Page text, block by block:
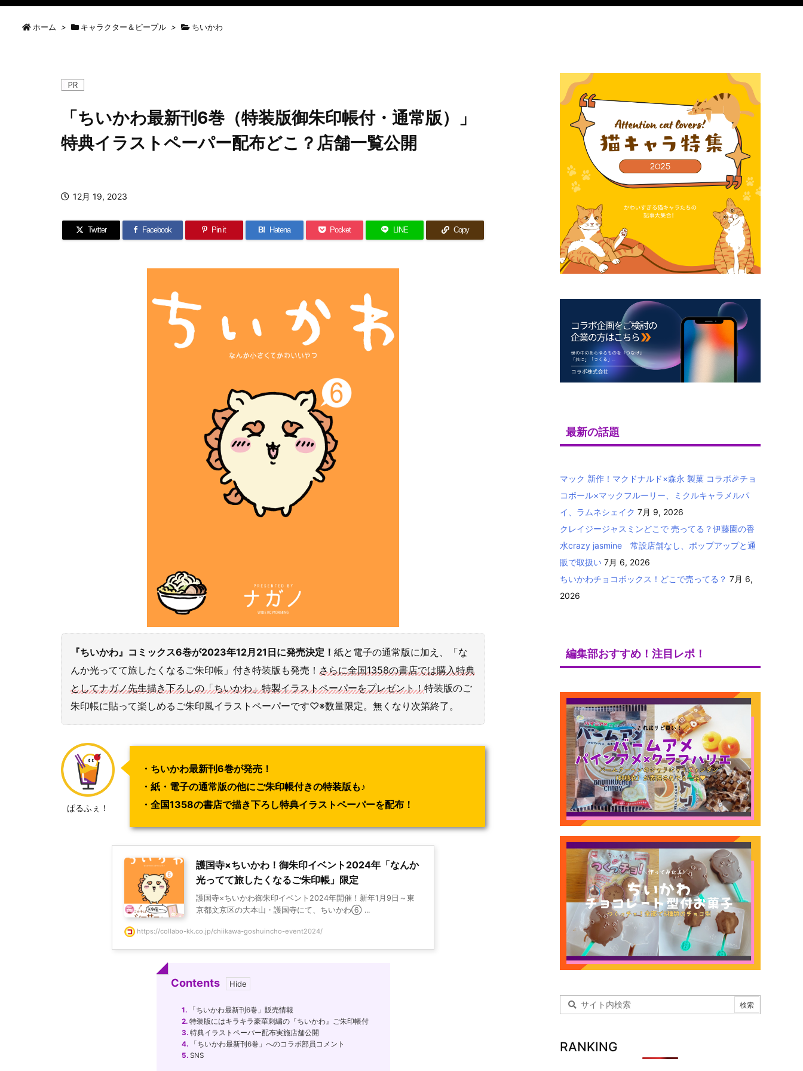
ホーム > キャラクター＆ピープル > ちいかわ
「ちいかわ最新刊6巻（特装版御朱印帳付・通常版）」
特典イラストペーパー配布どこ？店舗一覧公開
12月 19, 2023
Twitter Facebook Pin it B! Hatena Pocket LINE Copy
『ちいかわ』コミックス6巻が2023年12月21日に発売決定！ 紙と電子の通常版に加え、「な
んか光ってて旅したくなるご朱印帳」付き特装版も発売！ さらに全国1358の書店では購入特典
としてナガノ先生描き下ろしの「ちいかわ」特製イラストペーパーをプレゼント！特装版のご
朱印帳に貼って楽しめるご朱印風イラストペーパーです♡※数量限定。無くなり次第終了。
ぱるふぇ！
・ちいかわ最新刊6巻が発売！
・紙・電子の通常版の他にご朱印帳付きの特装版も♪
・全国1358の書店で描き下ろし特典イラストペーパーを配布！
護国寺×ちいかわ！御朱印イベント2024年「なんか
光ってて旅したくなるご朱印帳」限定
護国寺×ちいかわ御朱印イベント2024年開催！新年1月9日～東
京都文京区の大本山・護国寺にて、ちいかわ⑥ ...
https://collabo-kk.co.jp/chiikawa-goshuincho-event2024/
Contents
1.「ちいかわ最新刊6巻」販売情報
2.特装版にはキラキラ豪華刺繍の『ちいかわ』ご朱印帳付
3.特典イラストペーパー配布実施店舗公開
4.「ちいかわ最新刊6巻」へのコラボ部員コメント
5.SNS
最新の話題
マック 新作！マクドナルド×森永 製菓 コラボ🎉チョ
コボール×マックフルーリー、ミクルキャラメルパ
イ、ラムネシェイク 7月 9, 2026
クレイジージャスミンどこで 売ってる？伊藤園の香
水crazy jasmine 常設店舗なし、ポップアップと通
販で取扱い 7月 6, 2026
ちいかわチョコボックス！どこで売ってる？ 7月 6,
2026
編集部おすすめ！注目レポ！
RANKING